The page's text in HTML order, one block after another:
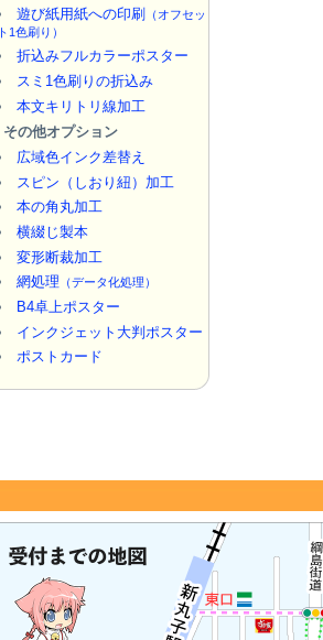
遊び紙用紙への印刷 （オフセッ
ト1色刷り）
折込みフルカラーポスター
スミ1色刷りの折込み
本文キリトリ線加工
その他オプション
広域色インク差替え
スピン（しおり紐）加工
本の角丸加工
横綴じ製本
変形断裁加工
網処理 （データ化処理）
B4卓上ポスター
インクジェット大判ポスター
ポストカード